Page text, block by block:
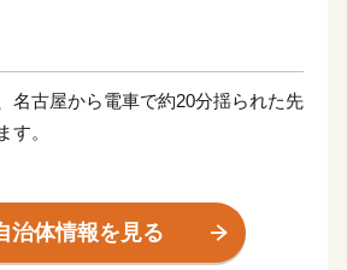
名古屋から電車で約20分揺られた先
す。
駅周辺に並ぶ高層ビル。
がら新たな活気がみなぎる柳ケ瀬商
治体情報を見る